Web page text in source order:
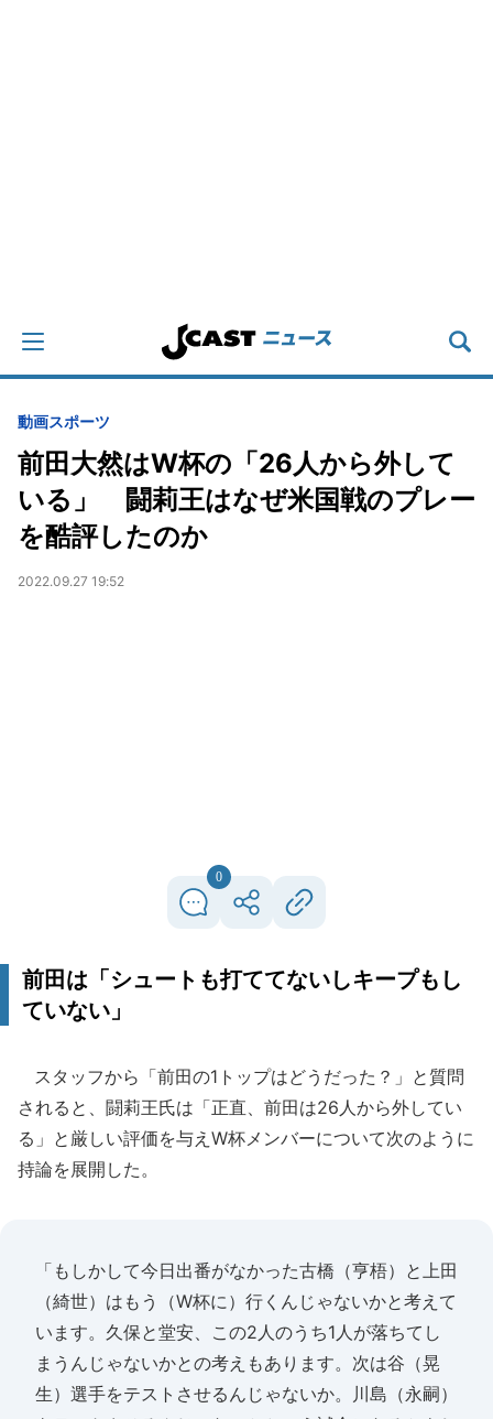
動画スポーツ
前田大然はW杯の「26人から外して
いる」 闘莉王はなぜ米国戦のプレー
を酷評したのか
2022.09.27 19:52
0
前田は「シュートも打ててないしキープもし
ていない」
スタッフから「前田の1トップはどうだった？」と質問
されると、闘莉王氏は「正直、前田は26人から外してい
る」と厳しい評価を与えW杯メンバーについて次のように
持論を展開した。
「もしかして今日出番がなかった古橋（亨梧）と上田
（綺世）はもう（W杯に）行くんじゃないかと考えて
います。久保と堂安、この2人のうち1人が落ちてし
まうんじゃないかとの考えもあります。次は谷（晃
生）選手をテストさせるんじゃないか。川島（永嗣）